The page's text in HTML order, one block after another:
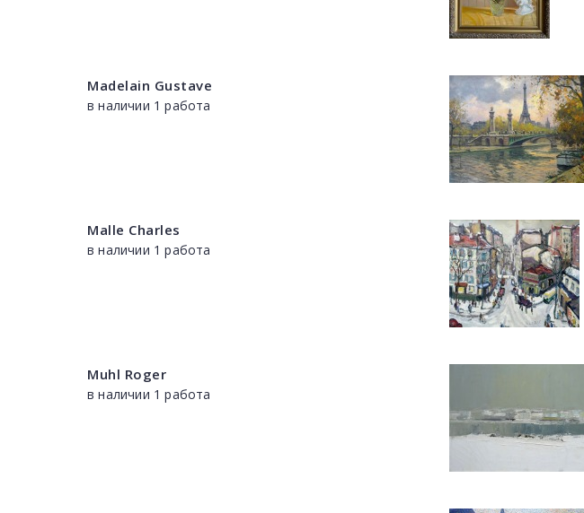
Madelain Gustave
в наличии 1 работа
Malle Charles
в наличии 1 работа
Muhl Roger
в наличии 1 работа